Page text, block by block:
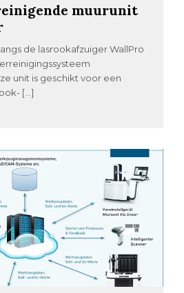
muurunit
de lasrookafzuiger WallPro
unit is geschikt voor een
[…]